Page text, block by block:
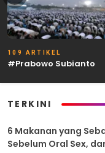
109 ARTIKEL
#Prabowo Subianto
TERKINI
6 Makanan yang
Sebelum Oral Sex,